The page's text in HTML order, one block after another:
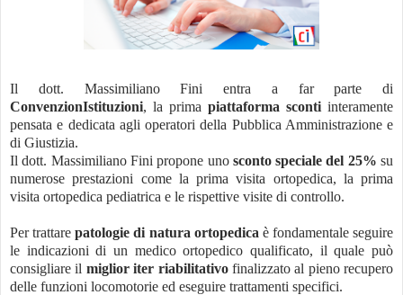
Il dott. Massimiliano Fini entra a far parte di
ConvenzionIstituzioni, la prima piattaforma sconti interamente
pensata e dedicata agli operatori della Pubblica Amministrazione e
di Giustizia.
Il dott. Massimiliano Fini propone uno sconto speciale del 25%su
numerose prestazioni come la prima visita ortopedica, la prima
visita ortopedica pediatrica e le rispettive visite di controllo.
Per trattarepatologie di natura ortopedica è fondamentale seguire
le indicazioni di un medico ortopedico qualificato, il quale può
consigliare il miglior iter riabilitativofinalizzato al pieno recupero
delle funzioni locomotorie ed eseguire trattamenti specifici.